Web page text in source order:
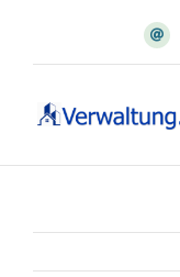
content